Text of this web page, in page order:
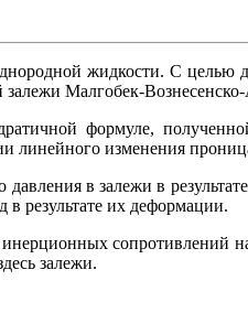
жидкости. С целью
Малгобек-
формуле,
линейного изменения
в залежи в
результате их деформации.
сопротивлений
залежи.